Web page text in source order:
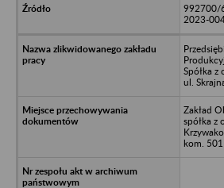
992700/
2023-
Spółka z
ul.
Zakład
spółka z
kom.